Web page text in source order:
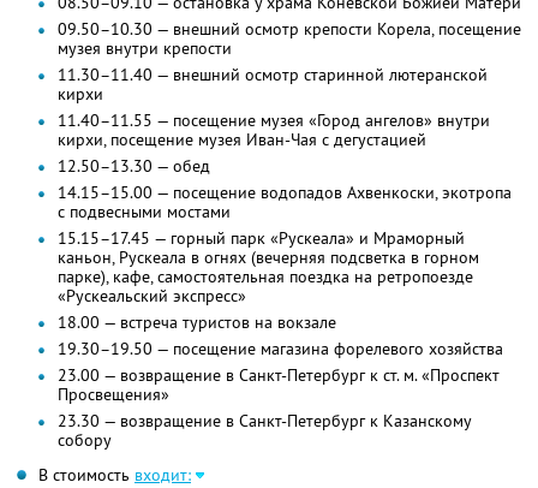
09.50–10.30 — внешний осмотр крепости Корела, посещение
музея внутри крепости
11.30–11.40 — внешний осмотр старинной лютеранской
кирхи
11.40–11.55 — посещение музея «Город ангелов» внутри
кирхи, посещение музея Иван-Чая с дегустацией
12.50–13.30 — обед
14.15–15.00 — посещение водопадов Ахвенкоски, экотропа
с подвесными мостами
15.15–17.45 — горный парк «Рускеала» и Мраморный
каньон, Рускеала в огнях (вечерняя подсветка в горном
парке), кафе, самостоятельная поездка на ретропоезде
«Рускеальский экспресс»
18.00 — встреча туристов на вокзале
19.30–19.50 — посещение магазина форелевого хозяйства
23.00 — возвращение в Санкт-Петербург к ст. м. «Проспект
Просвещения»
23.30 — возвращение в Санкт-Петербург к Казанскому
собору
В стоимость входит: